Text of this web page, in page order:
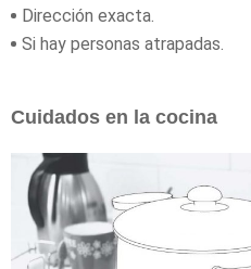
Dirección exacta.
Si hay personas atrapadas.
Cuidados en la cocina